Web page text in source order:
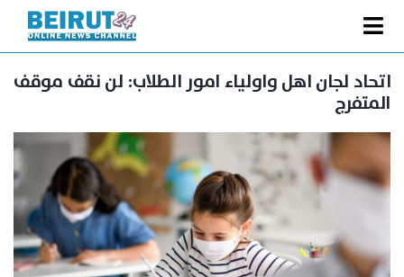
content
Toggle
Navigation
الصفحة الرئيسية
سياسة
اقتصاد
فنّ
متفرقات
اتحاد لجان اهل واولياء امور الطلاب: لن نقف موقف
المتفرج